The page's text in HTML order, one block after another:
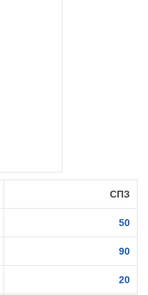
СПЗ
50
90
20